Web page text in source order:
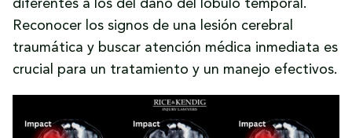
diferentes a los del daño del lóbulo temporal.
Reconocer los signos de una lesión cerebral
traumática y buscar atención médica inmediata es
crucial para un tratamiento y un manejo efectivos.